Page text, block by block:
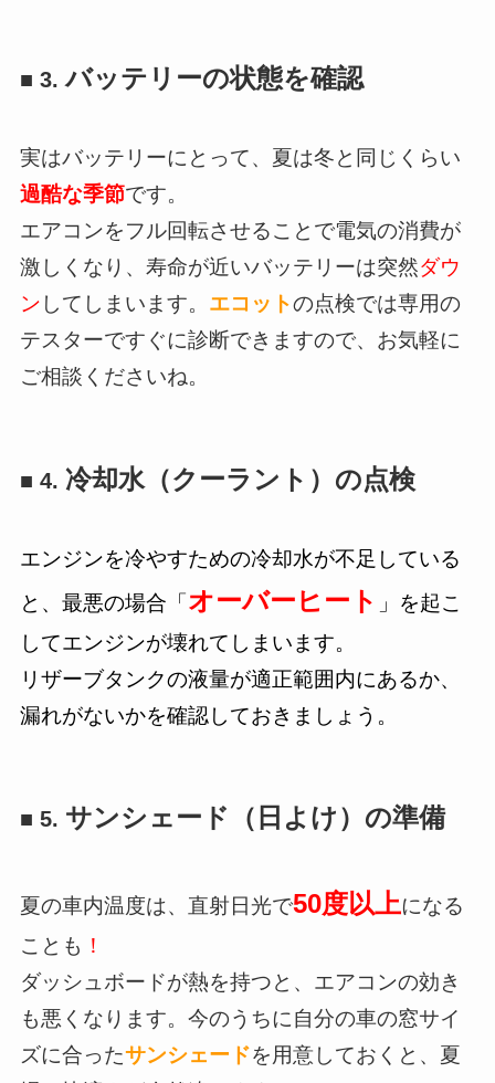
■ 3.バッテリーの状態を確認
実はバッテリーにとって、夏は冬と同じくらい
過酷な季節です。
エアコンをフル回転させることで電気の消費が
激しくなり、寿命が近いバッテリーは突然ダウ
ン してしまいます。 エコットの点検では専用の
テスターですぐに診断できますので、お気軽に
ご相談くださいね。
■ 4. 冷却水（クーラント）の点検
エンジンを冷やすための冷却水が不足している
と、最悪の場合「 オーバーヒート 」を起こ
してエンジンが壊れてしまいます。
リザーブタンクの液量が適正範囲内にあるか、
漏れがないかを確認しておきましょう。
■ 5. サンシェード（日よけ）の準備
夏の車内温度は、直射日光で50度以上になる
ことも ！
ダッシュボードが熱を持つと、エアコンの効き
も悪くなります。今のうちに自分の車の窓サイ
ズに合ったサンシェードを用意しておくと、夏